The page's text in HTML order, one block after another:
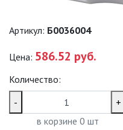
Артикул: Б0036004
Цена: 586.52 руб.
Количество:
-
+
в корзине 0 шт